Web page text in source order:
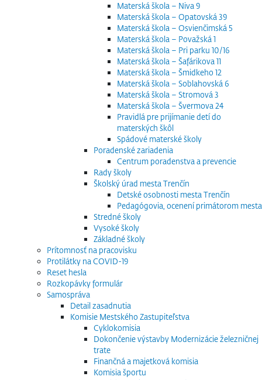
Materská škola – Niva 9
Materská škola – Opatovská 39
Materská škola – Osvienčimská 5
Materská škola – Považská 1
Materská škola – Pri parku 10/16
Materská škola – Šafárikova 11
Materská škola – Šmidkeho 12
Materská škola – Soblahovská 6
Materská škola – Stromová 3
Materská škola – Švermova 24
Pravidlá pre prijímanie detí do
materských škôl
Spádové materské školy
Poradenské zariadenia
Centrum poradenstva a prevencie
Rady školy
Školský úrad mesta Trenčín
Detské osobnosti mesta Trenčín
Pedagógovia, ocenení primátorom mesta
Stredné školy
Vysoké školy
Základné školy
Prítomnosť na pracovisku
Protilátky na COVID-19
Reset hesla
Rozkopávky formulár
Samospráva
Detail zasadnutia
Komisie Mestského Zastupiteľstva
Cyklokomisia
Dokončenie výstavby Modernizácie železničnej
trate
Finančná a majetková komisia
Komisia športu